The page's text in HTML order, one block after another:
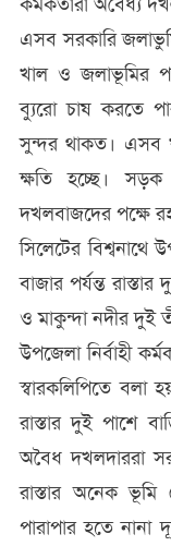
এসব সরকারি
খাল ও জলাভূমির
ব্যুরো চাষ করতে
সুন্দর থাকত। এসব
ক্ষতি হচ্ছে।
দখলবাজদের পক্ষে
সিলেটের বিশ্বনাথে
বাজার পর্যন্ত
ও মাকুন্দা নদীর দুই
উপজেলা নির্বাহী
স্বারকলিপিতে বলা
রাস্তার দুই পাশে
অবৈধ দখলদাররা
রাস্তার অনেক
পারাপার হতে নানা